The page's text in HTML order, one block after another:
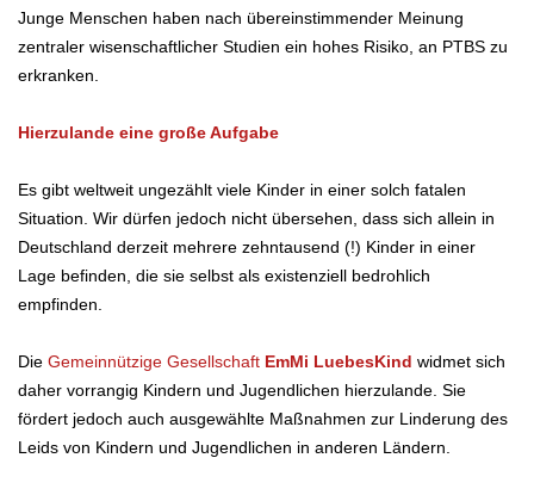
Junge Menschen haben nach übereinstimmender Meinung
zentraler wisenschaftlicher Studien ein hohes Risiko, an PTBS zu
erkranken.
Hierzulande eine große Aufgabe
Es gibt weltweit ungezählt viele Kinder in einer solch fatalen
Situation. Wir dürfen jedoch nicht übersehen, dass sich allein in
Deutschland derzeit mehrere zehntausend (!) Kinder in einer
Lage befinden, die sie selbst als existenziell bedrohlich
empfinden.
Die Gemeinnützige Gesellschaft EmMi LuebesKind widmet sich
daher vorrangig Kindern und Jugendlichen hierzulande. Sie
fördert jedoch auch ausgewählte Maßnahmen zur Linderung des
Leids von Kindern und Jugendlichen in anderen Ländern.